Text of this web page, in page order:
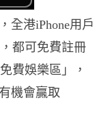
全港iPhone用戶
都可免費註冊
費娛樂區」，
機會贏取